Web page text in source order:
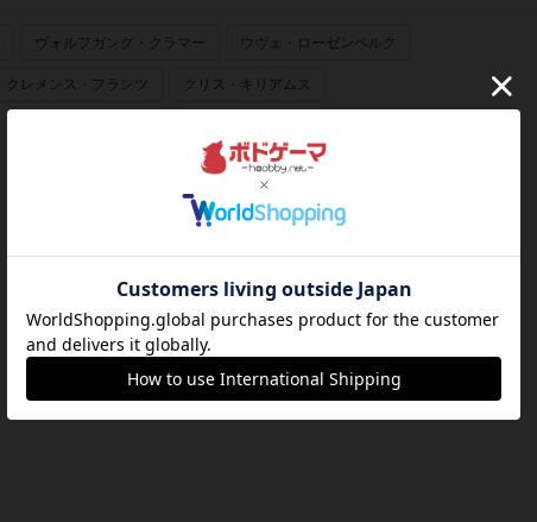
ヴォルフガング・クラマー ウヴェ・ローゼンベルク
クレメンス・フランツ クリス・キリアムス